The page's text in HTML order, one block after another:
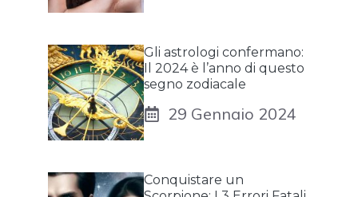
Gli astrologi confermano:
Il 2024 è l’anno di questo
segno zodiacale
29 Gennaio 2024
Conquistare un